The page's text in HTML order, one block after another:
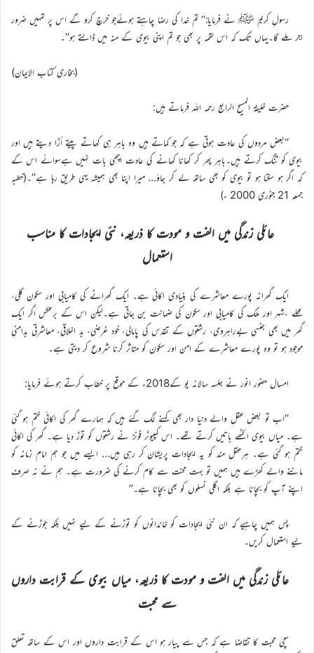
رسولِ کریم ﷺ نے فرمایا:‘‘ تم خدا کی رضا چاہتے ہوئےجو خرچ کرو گے اس پر تمہیں ضرور
اجر ملے گا۔یہاں تک کہ اس لقمہ پر بھی جو تم اپنی بیوی کے منہ میں ڈالتے ہو’’۔
(بخاری کتاب الایمان)
حضرت خلیفۃ المسیح الرابع رحمہ اللہ فرماتے ہیں:
‘‘بعض مردوں کی عادت ہوتی ہے کہ جو کماتے ہیں وہ باہر ہی کھاتے پیتے اُڑا دیتے ہیں اور
بیوی کو تنگ کرتے ہیں۔باہر پھر کر کھانا کھانے کی عادت اچھی بات نہیں ہےسوائے اس کے
کہ اگر ہو سکتا ہو تو بیوی کو بھی ساتھ لے کر جاؤ… میرا اپنا بھی ہمیشہ یہی طریق رہا ہے’’۔(خطبہ
جمعہ 21 جنوری 2000 ء)
عائلی زندگی میں الفت و مودت کا ذریعہ، نئی ایجادات کا مناسب
استعمال
ایک گھرانہ پورے معاشرے کی بنیادی اکائی ہے۔ ایک گھرانے کی کامیابی اور سکون گلی،
محلے ،شہر اور ملک کی کامیابی اور سکون کی ضمانت بن جاتی ہے۔لیکن اس کے برعکس اگر ایک
گھر میں بھی جنسی بےراہروی، رشتوں کے تقدس کی پامالی، خود غرضی، بد اخلاقی، معاشرتی بدامنی
موجود ہو تو وہ پورے معاشرے کے امن اور سکون کو متاثر کرنا شروع کر دیتی ہے۔
امسال حضور انور نے جلسہ سالانہ یو کے2018ء کے موقع پر خطاب کرتے ہوئے فرمایا:
‘‘اب تو بعض عقل والے دنیا دار بھی کہنے لگ گئے ہیں کہ ہمارے گھر کی اکائی ختم ہو گئی
ہے۔ میاں بیوی اکٹھے باتیں کرتے تھے۔ اس کمپیوٹر فونز نے رشتوں کو توڑ دیا ہے۔ گھر کی اکائی
ختم ہو گئی ہے۔ ہرعقل مند کو یہ ایجادات پریشان کر رہی ہیں… ایسے میں جو ہم امام زمانہ کو
ماننے والے کھڑے ہیں ہمیں تو بہت محنت سے کام کرنے کی ضرورت ہے۔ ہم نے نہ صرف
اپنے آپ کو بچانا ہے بلکہ اگلی نسلوں کو بھی بچانا ہے۔’’
پس ہمیں چاہیے کہ ان نئی ایجادات کو خاندانوں کو توڑنے کے لیے نہیں بلکہ جوڑنے کے
لیے استعمال کریں۔
عائلی زندگی میں الفت و مودت کا ذریعہ، میاں بیوی کے قرابت داروں
سے محبت
سچی محبت کا تقاضا ہے کہ جس سے پیار ہو اس کے قرابت داروں اور اس کے ساتھ تعلق